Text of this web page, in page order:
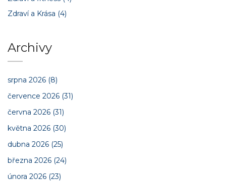
Zdraví a Krása (4)
Archivy
srpna 2026 (8)
července 2026 (31)
června 2026 (31)
května 2026 (30)
dubna 2026 (25)
března 2026 (24)
února 2026 (23)